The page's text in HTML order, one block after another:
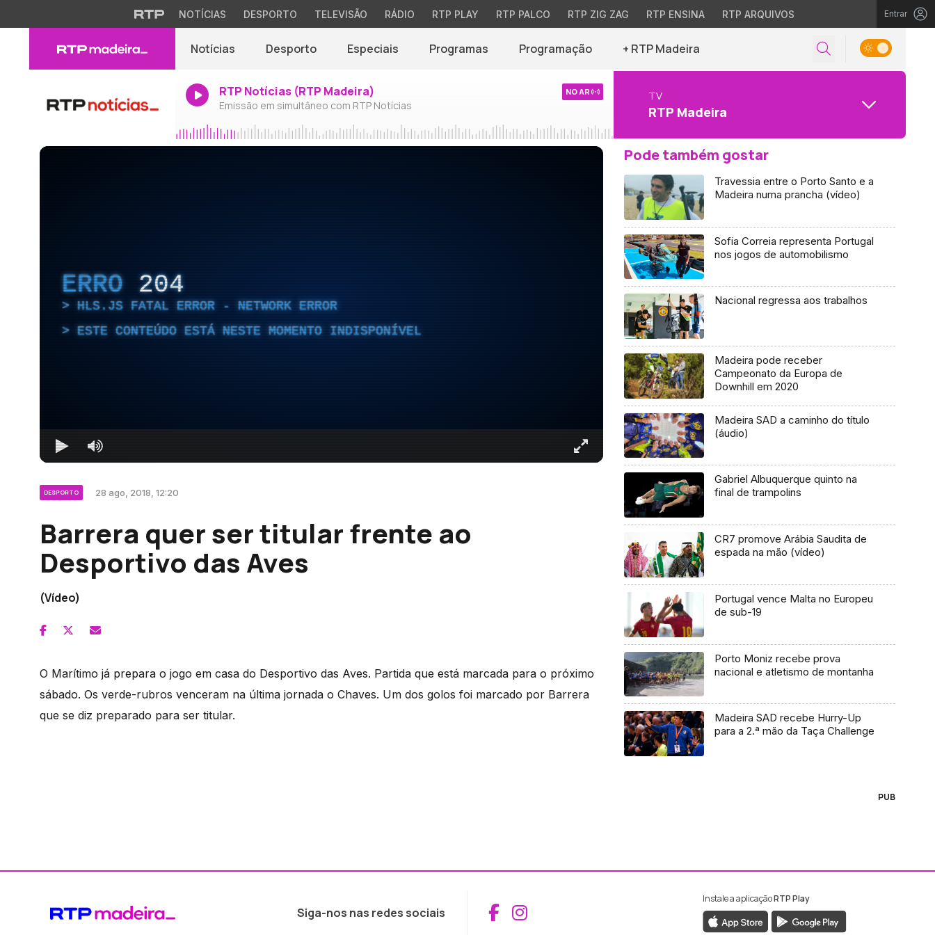
NOTÍCIAS DESPORTO TELEVISÃO RÁDIO RTP PLAY RTP PALCO RTP ZIG ZAG RTP ENSINA RTP ARQUIVOS Entrar
Notícias Desporto Especiais Programas Programação + RTP Madeira
RTP Notícias (RTP Madeira)
Emissão em simultâneo com RTP Notícias
NO AR TV
RTP Madeira
ERRO 204
HLS.JS FATAL ERROR - NETWORK ERROR
ESTE CONTEÚDO ESTÁ NESTE MOMENTO INDISPONÍVEL
DESPORTO 28 ago, 2018, 12:20
Barrera quer ser titular frente ao
Desportivo das Aves
(Vídeo)
O Marítimo já prepara o jogo em casa do Desportivo das Aves. Partida que está marcada para o próximo
sábado. Os verde-rubros venceram na última jornada o Chaves. Um dos golos foi marcado por Barrera
que se diz preparado para ser titular.
Pode também gostar
Travessia entre o Porto Santo e a
Madeira numa prancha (vídeo)
Sofia Correia representa Portugal
nos jogos de automobilismo
Nacional regressa aos trabalhos
Madeira pode receber
Campeonato da Europa de
Downhill em 2020
Madeira SAD a caminho do título
(áudio)
Gabriel Albuquerque quinto na
final de trampolins
CR7 promove Arábia Saudita de
espada na mão (vídeo)
Portugal vence Malta no Europeu
de sub-19
Porto Moniz recebe prova
nacional e atletismo de montanha
Madeira SAD recebe Hurry-Up
para a 2.ª mão da Taça Challenge
PUB
Siga-nos nas redes sociais Aceder ao Facebook da RTP Madeira
Aceder ao Instagram da RTP Madeira
Instale a aplicaçãoRTP Play